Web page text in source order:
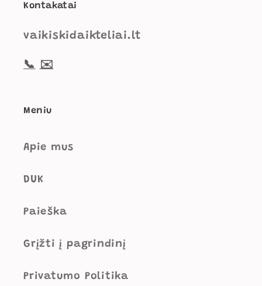
Kontakatai
vaikiskidaikteliai.lt
📞 ✉️
Meniu
Apie mus
DUK
Paieška
Grįžti į pagrindinį
Privatumo Politika